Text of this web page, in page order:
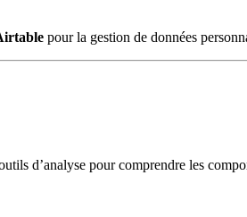
pour la gestion de données
d’analyse pour comprendre les